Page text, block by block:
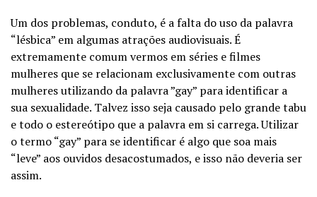
Um dos problemas, conduto, é a falta do uso da palavra
“lésbica” em algumas atrações audiovisuais. É
extremamente comum vermos em séries e filmes
mulheres que se relacionam exclusivamente com outras
mulheres utilizando da palavra ”gay” para identificar a
sua sexualidade. Talvez isso seja causado pelo grande tabu
e todo o estereótipo que a palavra em si carrega. Utilizar
o termo “gay” para se identificar é algo que soa mais
“leve” aos ouvidos desacostumados, e isso não deveria ser
assim.